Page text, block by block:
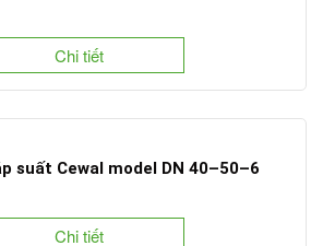
Chi tiết
suất Cewal model DN 40–50–6
Chi tiết